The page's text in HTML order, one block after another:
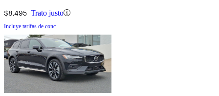
$8,495 Trato justo
Incluye tarifas de conc.